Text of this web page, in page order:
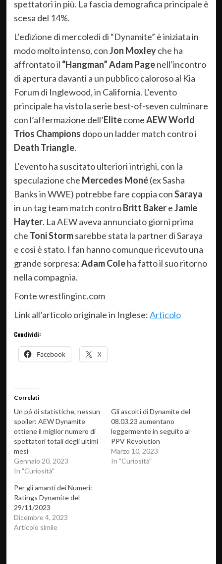
spettatori in più. La fascia demografica principale è
scesa del 14%.
L’edizione di mercoledì di “Dynamite” è iniziata in
modo molto intenso, conJon Moxleyche ha
affrontato il “Hangman” Adam Pagenell’incontro
di apertura davanti a un pubblico caloroso al Kia
Forum di Inglewood, in California. L’evento
principale ha visto la serie best-of-seven culminare
con l’affermazione dell’ElitecomeAEW World
Trios Champions dopo un ladder match contro i
Death Triangle.
L’evento ha suscitato ulteriori intrighi, con la
speculazione che Mercedes Moné(ex Sasha
Banks in WWE) potrebbe fare coppia conSaraya
in un tag team match controBritt BakereJamie
Hayter. La AEW aveva annunciato giorni prima
che Toni Stormsarebbe stata la partner di Saraya
e così è stato. I fan hanno comunque ricevuto una
grande sorpresa:Adam Coleha fatto il suo ritorno
nella compagnia.
Fonte wrestlinginc.com
Link all’articolo originale in Inglese:Articolo
Condividi:
Facebook X
Correlati
Un pó di statistiche, nessun
spoiler: AEW Dynamite
ottiene il miglior numero di
spettatori totali degli ultimi
mesi
Gennaio 20, 2023
In "Curiosità"
Gli ascolti di Dynamite del
08.03.23 aumentano
leggermente in seguito al
PPV Revolution
Marzo 10, 2023
In "Curiosità"
Per gli amanti dei Numeri:
Ratings Dynamite del
29/11/2023
Dicembre 4, 2023
Articolo simile